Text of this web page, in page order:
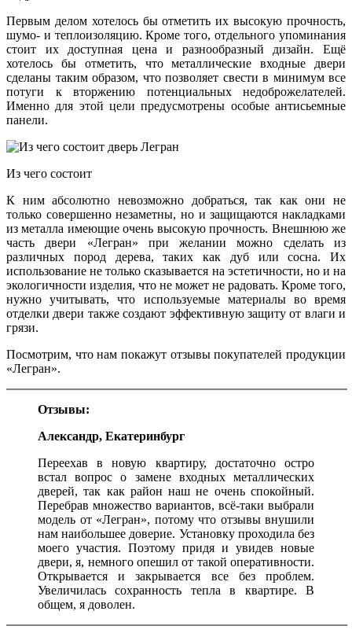
Первым делом хотелось бы отметить их высокую прочность,
шумо- и теплоизоляцию. Кроме того, отдельного упоминания
стоит их доступная цена и разнообразный дизайн. Ещё
хотелось бы отметить, что металлические входные двери
сделаны таким образом, что позволяет свести в минимум все
потуги к вторжению потенциальных недоброжелателей.
Именно для этой цели предусмотрены особые антисьемные
панели.
Из чего состоит
К ним абсолютно невозможно добраться, так как они не
только совершенно незаметны, но и защищаются накладками
из металла имеющие очень высокую прочность. Внешнюю же
часть двери «Легран» при желании можно сделать из
различных пород дерева, таких как дуб или сосна. Их
использование не только сказывается на эстетичности, но и на
экологичности изделия, что не может не радовать. Кроме того,
нужно учитывать, что используемые материалы во время
отделки двери также создают эффективную защиту от влаги и
грязи.
Посмотрим, что нам покажут отзывы покупателей продукции
«Легран».
Отзывы:
Александр, Екатеринбург
Переехав в новую квартиру, достаточно остро
встал вопрос о замене входных металлических
дверей, так как район наш не очень спокойный.
Перебрав множество вариантов, всё-таки выбрали
модель от «Легран», потому что отзывы внушили
нам наибольшее доверие. Установку проходила без
моего участия. Поэтому придя и увидев новые
двери, я, немного опешил от такой оперативности.
Открывается и закрывается все без проблем.
Увеличилась сохранность тепла в квартире. В
общем, я доволен.